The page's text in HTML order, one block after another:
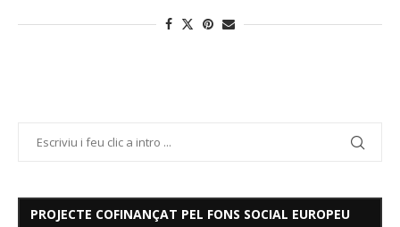
PROJECTE COFINANÇAT PEL FONS SOCIAL EUROPEU